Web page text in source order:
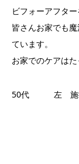
ビフォーアフタ
皆さんお家でも
ています。
お家でのケアは
50代 左 施